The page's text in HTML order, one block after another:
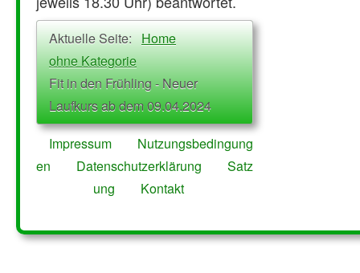
Aktuelle Seite:Home
ohne Kategorie
Fit in den Frühling - Neuer
Laufkurs ab dem 09.04.2024
Impressum
Nutzungsbedingung
en
Datenschutzerklärung
Satz
ung
Kontakt